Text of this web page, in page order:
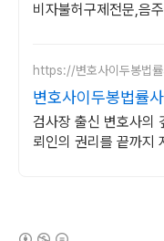
비자불허구제전문,음
https://변호사이두봉법
변호사이두봉법률
검사장 출신 변호사의
뢰인의 권리를 끝까지